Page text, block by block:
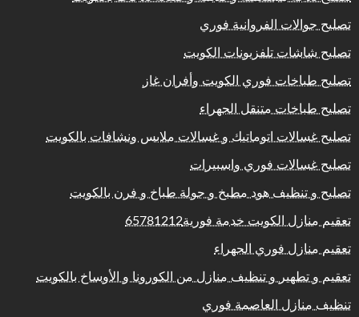
تصليح جوالات الفروانية فوري
تصليح شاشات تلفزيونات الكويت
تصليح طباخات فوري الكويت وأفران غاز
تصليح طباخات متنقل الجهراء
تصليح غسالات اتوماتيك و غسالات ملابس ونشافات بالكويت
تصليح غسالات فوري واسبيرات
تصليح و تنظيف هود مطبخ و جولة طباخ و فرن بالكويت
تعقيم منازل الكويت خدمة فورية65781212
تعقيم منازل فوري الجهراء
تعقيم و تطهير و تنظيف منازل من الكورونا و الأوساخ بالكويت
تنظيف منازل العاصمة فوري